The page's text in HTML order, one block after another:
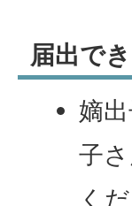
届出で
嫡
子
く